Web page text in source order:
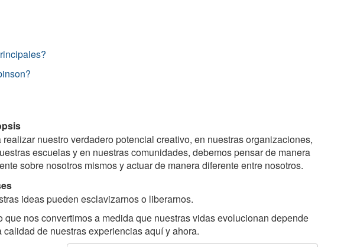
realizar nuestro verdadero potencial creativo, en nuestras organizaciones,
escuelas y en nuestras comunidades, debemos pensar de manera
sobre nosotros mismos y actuar de manera diferente entre nosotros.
ideas pueden esclavizarnos o liberarnos.
que nos convertimos a medida que nuestras vidas evolucionan depende
calidad de nuestras experiencias aquí y ahora.